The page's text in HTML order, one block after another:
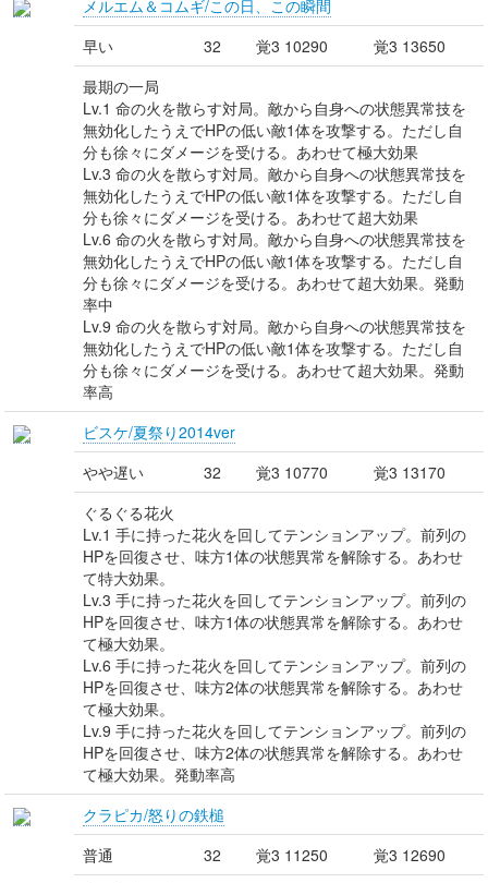
メルエム＆コムギ/この日、この瞬間
早い
32 覚3 10290
覚3 13650
最期の一局
Lv.1 命の火を散らす対局。敵から自身への状態異常技を
無効化したうえでHPの低い敵1体を攻撃する。ただし自
分も徐々にダメージを受ける。あわせて極大効果
Lv.3 命の火を散らす対局。敵から自身への状態異常技を
無効化したうえでHPの低い敵1体を攻撃する。ただし自
分も徐々にダメージを受ける。あわせて超大効果
Lv.6 命の火を散らす対局。敵から自身への状態異常技を
無効化したうえでHPの低い敵1体を攻撃する。ただし自
分も徐々にダメージを受ける。あわせて超大効果。発動
率中
Lv.9 命の火を散らす対局。敵から自身への状態異常技を
無効化したうえでHPの低い敵1体を攻撃する。ただし自
分も徐々にダメージを受ける。あわせて超大効果。発動
率高
ビスケ/夏祭り2014ver
やや遅い
32 覚3 10770
覚3 13170
ぐるぐる花火
Lv.1 手に持った花火を回してテンションアップ。前列の
HPを回復させ、味方1体の状態異常を解除する。あわせ
て特大効果。
Lv.3 手に持った花火を回してテンションアップ。前列の
HPを回復させ、味方1体の状態異常を解除する。あわせ
て極大効果。
Lv.6 手に持った花火を回してテンションアップ。前列の
HPを回復させ、味方2体の状態異常を解除する。あわせ
て極大効果。
Lv.9 手に持った花火を回してテンションアップ。前列の
HPを回復させ、味方2体の状態異常を解除する。あわせ
て極大効果。発動率高
クラピカ/怒りの鉄槌
普通
32 覚3 11250
覚3 12690